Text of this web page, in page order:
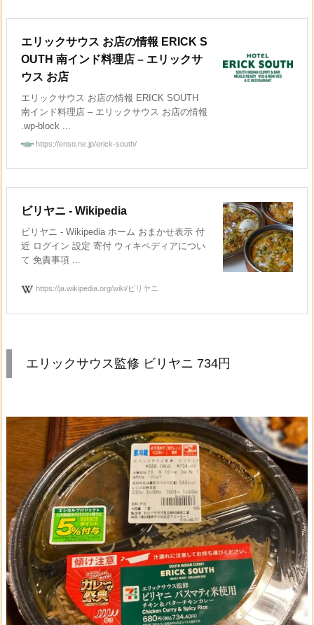
エリックサウス お店の情報 ERICK S
OUTH 南インド料理店 – エリックサ
ウス お店
エリックサウス お店の情報 ERICK SOUTH
南インド料理店 – エリックサウス お店の情報
.wp-block ...
https://enso.ne.jp/erick-south/
ビリヤニ - Wikipedia
ビリヤニ - Wikipedia ホーム おまかせ表示 付
近 ログイン 設定 寄付 ウィキペディアについ
て 免責事項 ...
https://ja.wikipedia.org/wiki/ビリヤニ
エリックサウス監修 ビリヤニ 734円